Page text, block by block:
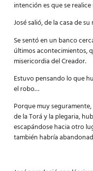
intención es que se
José salió, de la casa de
Se sentó en un banco
últimos acontecimientos,
misericordia del Creador.
Estuvo pensando lo que
el robo…
Porque muy
de la Torá y la plegaria,
escapándose hacia otro
también habría